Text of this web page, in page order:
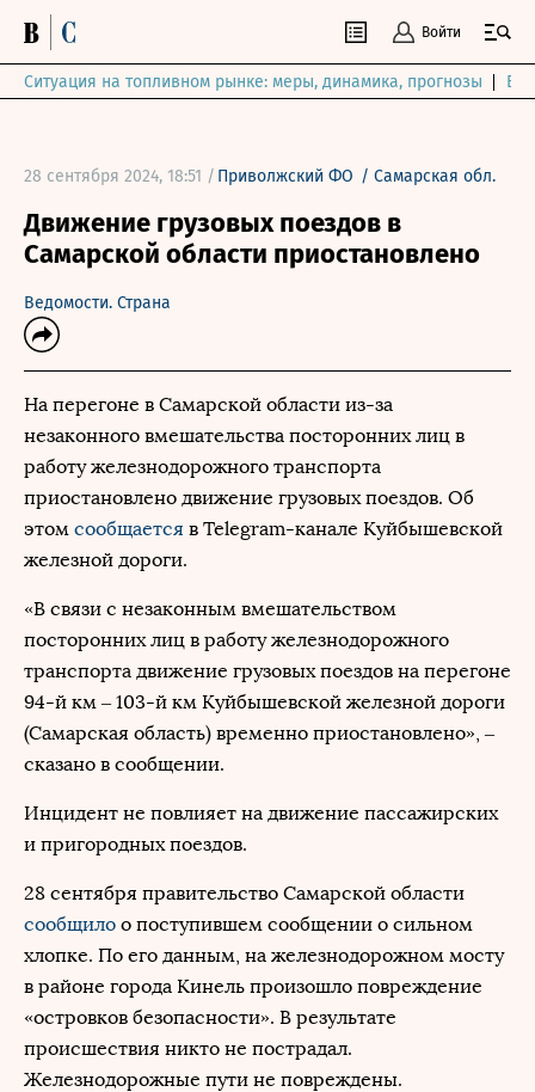
Войти
Ситуация на топливном рынке: меры, динамика, прогнозы
28 сентября 2024, 18:51 / Приволжский ФО / Самарская обл.
Движение грузовых поездов в
Самарской области приостановлено
Ведомости. Страна
На перегоне в Самарской области из-за
незаконного вмешательства посторонних лиц в
работу железнодорожного транспорта
приостановлено движение грузовых поездов. Об
этом сообщается в Telegram-канале Куйбышевской
железной дороги.
«В связи с незаконным вмешательством
посторонних лиц в работу железнодорожного
транспорта движение грузовых поездов на перегоне
94-й км – 103-й км Куйбышевской железной дороги
(Самарская область) временно приостановлено», –
сказано в сообщении.
Инцидент не повлияет на движение пассажирских
и пригородных поездов.
28 сентября правительство Самарской области
сообщило о поступившем сообщении о сильном
хлопке. По его данным, на железнодорожном мосту
в районе города Кинель произошло повреждение
«островков безопасности». В результате
происшествия никто не пострадал.
Железнодорожные пути не повреждены.